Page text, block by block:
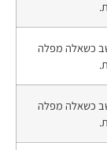
כשאלה מפלה
כשאלה מפלה